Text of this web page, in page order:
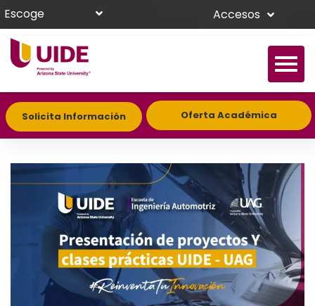
Escoge Accesos
Solicita Información Oferta Académica